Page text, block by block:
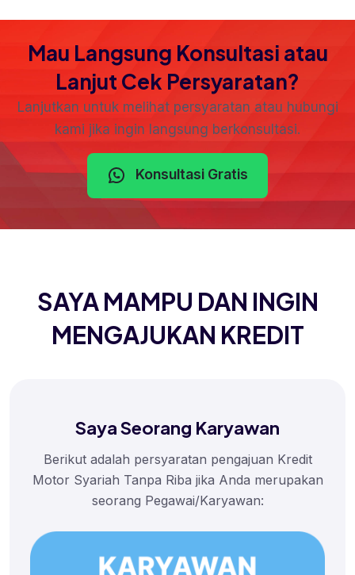
Mau Langsung Konsultasi atau
Lanjut Cek Persyaratan?
Lanjutkan untuk melihat persyaratan atau hubungi
kami jika ingin langsung berkonsultasi.
Konsultasi Gratis
SAYA MAMPU DAN INGIN
MENGAJUKAN KREDIT
Saya Seorang Karyawan
Berikut adalah persyaratan pengajuan Kredit
Motor Syariah Tanpa Riba jika Anda merupakan
seorang Pegawai/Karyawan: